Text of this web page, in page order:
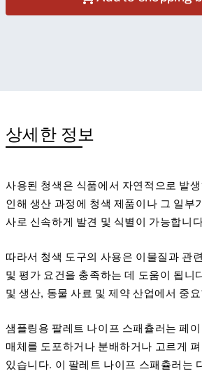
상세한 정보
사용된 청색은 식품에서 자연적으로 발
인해 생산 과정에 청색 제품이나 그 일부
사로 신속하게 발견 및 식별이 가능합니
따라서 청색 도구의 사용은 이물질과 관
및 평가 요건을 충족하는 데 도움이 됩니
및 생산, 동물 사료 및 제약 산업에서 중
샘플링용 팔레트 나이프 스패츌러는 페
매체를 도포하거나 분배하거나 고르게
있습니다. 이 팔레트 나이프 스패츌러는